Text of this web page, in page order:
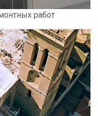
работ